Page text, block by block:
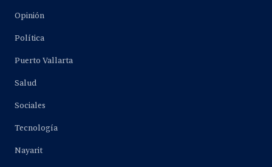
Opinión
Política
Puerto Vallarta
Salud
Sociales
Tecnología
Nayarit